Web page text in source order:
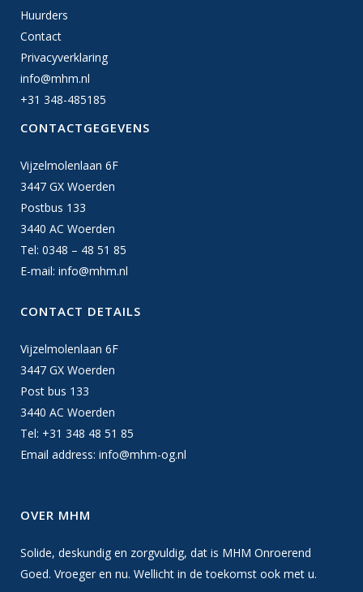
Huurders
Contact
Privacyverklaring
info@mhm.nl
+31 348-485185
CONTACTGEGEVENS
Vijzelmolenlaan 6F
3447 GX Woerden
Postbus 133
3440 AC Woerden
Tel: 0348 – 48 51 85
E-mail: info@mhm.nl
CONTACT DETAILS
Vijzelmolenlaan 6F
3447 GX Woerden
Post bus 133
3440 AC Woerden
Tel: +31 348 48 51 85
Email address: info@mhm-og.nl
OVER MHM
Solide, deskundig en zorgvuldig, dat is MHM Onroerend
Goed. Vroeger en nu. Wellicht in de toekomst ook met u.